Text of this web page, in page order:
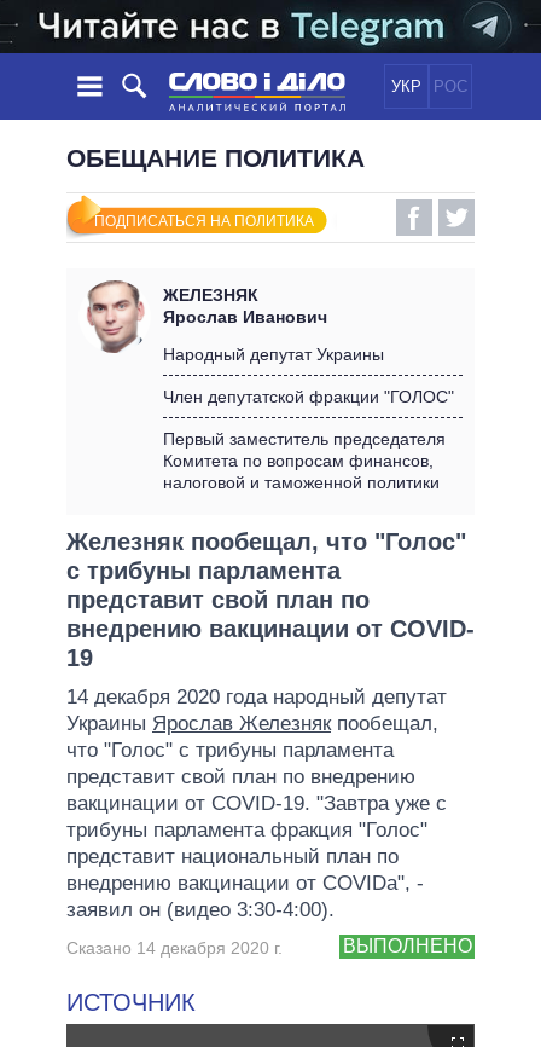
УКР РОС
НОВОСТИ
ЛЕНТА
СОБЫТИЯ
СТАТЬИ
МНЕНИЯ
ОБЗОРЫ
ДАЙДЖЕСТЫ
ПОЛИТИКА
ЭКОНОМИКА
МИР
ОБЕЩАНИЯ
ВСЕ ПОЛИТИКИ
ПРЕЗИДЕНТ И ОФИС
КАБИНЕТ МИНИСТРОВ
ГЛАВЫ ОБЛАДМИНИСТРАЦИЙ
ИНФОГРАФИКА
ВИДЕО
ПОДДЕРЖАТЬ
СРАВНЕНИЕ ПОЛИТИКОВ
ОБЕЩАНИЕ ПОЛИТИКА
ПОДПИСАТЬСЯ НА ПОЛИТИКА
ЖЕЛЕЗНЯК
Ярослав Иванович
Народный депутат Украины
Член депутатской фракции "ГОЛОС"
Первый заместитель председателя
Комитета по вопросам финансов,
налоговой и таможенной политики
Железняк пообещал, что "Голос"
с трибуны парламента
представит свой план по
внедрению вакцинации от COVID-
19
14 декабря 2020 года народный депутат
Украины Ярослав Железнякпообещал,
что "Голос" с трибуны парламента
представит свой план по внедрению
вакцинации от COVID-19. "Завтра уже с
трибуны парламента фракция "Голос"
представит национальный план по
внедрению вакцинации от COVIDа", -
заявил он (видео 3:30-4:00).
ВЫПОЛНЕНО
Сказано 14 декабря 2020 г.
ИСТОЧНИК